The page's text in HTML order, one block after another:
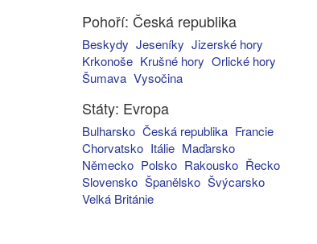
Pohoří: Česká republika
Beskydy Jeseníky Jizerské hory
Krkonoše Krušné hory Orlické hory
Šumava Vysočina
Státy: Evropa
Bulharsko Česká republika Francie
Chorvatsko Itálie Maďarsko
Německo Polsko Rakousko Řecko
Slovensko Španělsko Švýcarsko
Velká Británie